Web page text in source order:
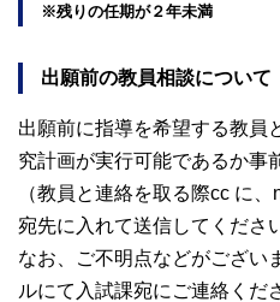
※残りの任期が２年未満
出願前の教員相談について
出願前に指導を希望する教員
究計画が実行可能であるか事
（教員と連絡を取る際cc に
宛先に入れて送信してくださ
なお、ご不明点などがござい
ルにて入試課宛にご連絡くだ